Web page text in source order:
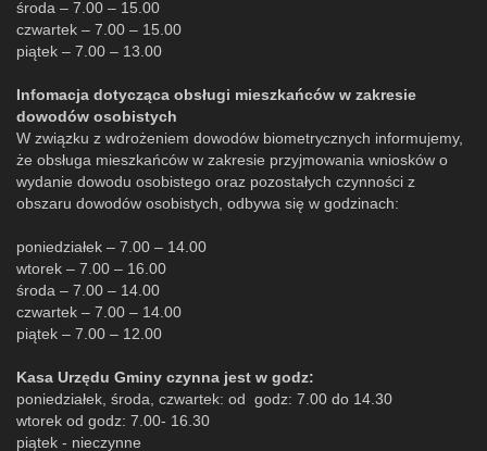
środa – 7.00 – 15.00
czwartek – 7.00 – 15.00
piątek – 7.00 – 13.00
Infomacja dotycząca obsługi mieszkańców w zakresie
dowodów osobistych
W związku z wdrożeniem dowodów biometrycznych informujemy,
że obsługa mieszkańców w zakresie przyjmowania wniosków o
wydanie dowodu osobistego oraz pozostałych czynności z
obszaru dowodów osobistych, odbywa się w godzinach:
poniedziałek – 7.00 – 14.00
wtorek – 7.00 – 16.00
środa – 7.00 – 14.00
czwartek – 7.00 – 14.00
piątek – 7.00 – 12.00
Kasa Urzędu Gminy czynna jest w godz:
poniedziałek, środa, czwartek: od godz: 7.00 do 14.30
wtorek od godz: 7.00- 16.30
piątek - nieczynne